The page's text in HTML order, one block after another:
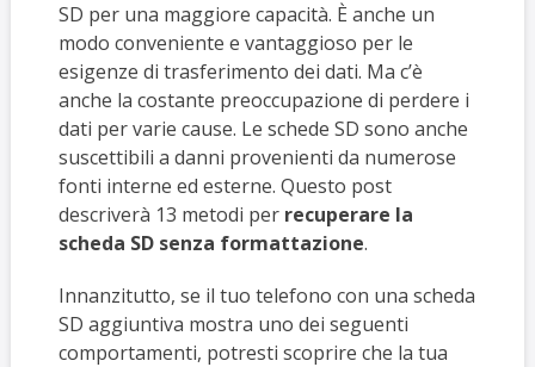
SD per una maggiore capacità. È anche un
modo conveniente e vantaggioso per le
esigenze di trasferimento dei dati. Ma c’è
anche la costante preoccupazione di perdere i
dati per varie cause. Le schede SD sono anche
suscettibili a danni provenienti da numerose
fonti interne ed esterne. Questo post
descriverà 13 metodi per recuperare la
scheda SD senza formattazione.
Innanzitutto, se il tuo telefono con una scheda
SD aggiuntiva mostra uno dei seguenti
comportamenti, potresti scoprire che la tua